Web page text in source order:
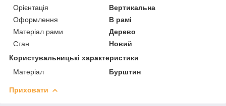
Орієнтація
Вертикальна
Оформлення
В рамі
Матеріал рами
Дерево
Стан
Новий
Користувальницькі характеристики
Матеріал
Бурштин
Приховати